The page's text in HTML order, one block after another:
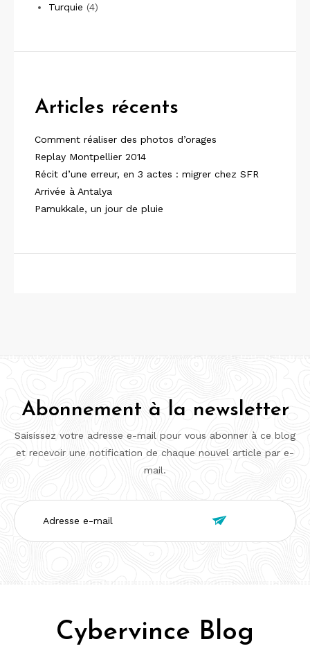
Turquie (4)
Articles récents
Comment réaliser des photos d’orages
Replay Montpellier 2014
Récit d’une erreur, en 3 actes : migrer chez SFR
Arrivée à Antalya
Pamukkale, un jour de pluie
Abonnement à la newsletter
Saisissez votre adresse e-mail pour vous abonner à ce blog
et recevoir une notification de chaque nouvel article par e-
mail.
Adresse
e-
mail

Cybervince Blog